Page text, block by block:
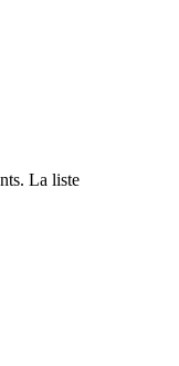
La liste